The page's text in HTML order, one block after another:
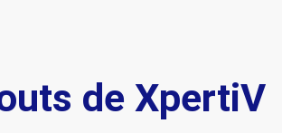
de XpertiV